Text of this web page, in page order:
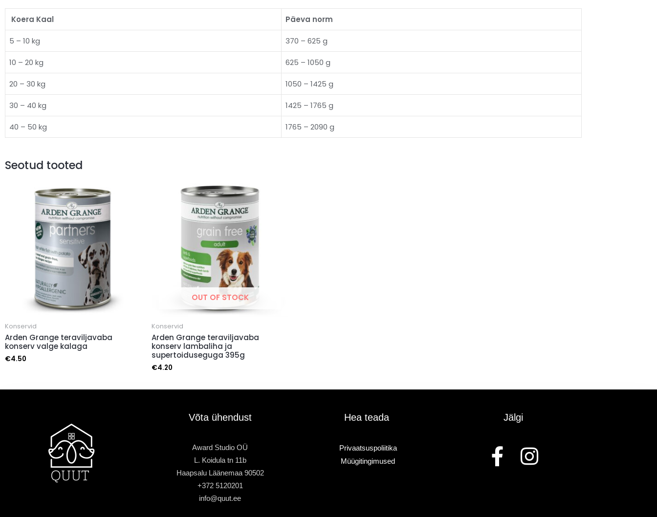
Koera Kaal Päeva norm
5 – 10 kg 370 – 625 g
10 – 20 kg 625 – 1050 g
20 – 30 kg 1050 – 1425 g
30 – 40 kg 1425 – 1765 g
40 – 50 kg 1765 – 2090 g
Seotud tooted
Konservid
Arden Grange teraviljavaba
konserv valge kalaga
€4.50
OUT OF STOCK
Konservid
Arden Grange teraviljavaba
konserv lambaliha ja
supertoiduseguga 395g
€4.20
Võta ühendust
Award Studio OÜ
L. Koidula tn 11b
Haapsalu Läänemaa 90502
+372 5120201
info@quut.ee
Hea teada
Privaatsuspoliitika
Müügitingimused
Jälgi